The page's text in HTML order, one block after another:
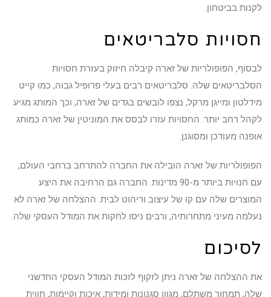
לקנות בביטחון.
חסויות סלבריטאים
לבסוף, הפופולריות של זארה קיבלה חיזוק בעזרת חסויות
הסלבריטאים שלה. סלבריטאים רבים בעלי פרופיל גבוה, כמו קייט
מידלטון ומייגן מרקל, נצפו לובשים בגדים של זארה, וכך המותג מגיע
לקהל רחב יותר. החסויות עזרו לבסס את המוניטין של זארה כמותג
אופנה מעודכן ומסוגנן.
הפופולריות של זארה הובילה את החברה להתרחב ברחבי העולם,
עם חנויות ביותר מ-90 מדינות. החברה גם הרחיבה את היצע
המוצרים שלה עם קו של עיצוב וריהוט לבית. ההצלחה של זארה לא
נעלמה מעיני מתחרותיה, ורבים ניסו לחקות את המודל העסקי שלה.
לסיכום
את ההצלחה של זארה ניתן לזקוף לזכות המודל העסקי החדשני
שלה, תמחור משתלם, מגוון סגנונות ומידות, איכות וקיימות, חווית